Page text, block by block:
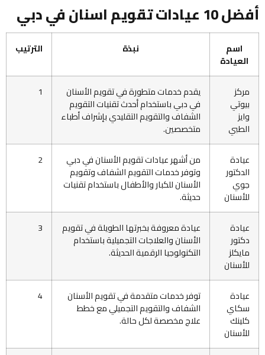
أفضل 10 عيادات تقويم اسنان في دبي
اسم
العيادة
نبذة الترتيب
مركز
بيوتي
وايز
الطبي
يقدم خدمات متطورة في تقويم الأسنان
في دبي باستخدام أحدث تقنيات التقويم
الشفاف والتقويم التقليدي بإشراف أطباء
متخصصين.
1
عيادة
الدكتور
جوي
للأسنان
من أشهر عيادات تقويم الأسنان في دبي
وتوفر خدمات التقويم الشفاف وتقويم
الأسنان للكبار والأطفال باستخدام تقنيات
حديثة.
2
عيادة
دكتور
مايكلز
للأسنان
عيادة معروفة بخبرتها الطويلة في تقويم
الأسنان والعلاجات التجميلية باستخدام
التكنولوجيا الرقمية الحديثة.
3
عيادة
سكاي
كلينك
للأسنان
توفر خدمات متقدمة في تقويم الأسنان
الشفاف والتقويم التجميلي مع خطط
علاج مخصصة لكل حالة.
4